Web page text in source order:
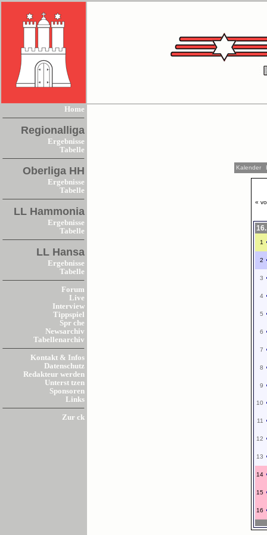
Home
Regionalliga
Ergebnisse
Tabelle
Oberliga HH
Ergebnisse
Tabelle
LL Hammonia
Ergebnisse
Tabelle
LL Hansa
Ergebnisse
Tabelle
Forum
Live
Interview
Tippspiel
Spr che
Newsarchiv
Tabellenarchiv
Kontakt & Infos
Datenschutz
Redakteur werden
Unterst tzen
Sponsoren
Links
Zur ck
Kalender
«
1
2
3
4
5
6
7
8
9
10
11
12
13
14
15
16